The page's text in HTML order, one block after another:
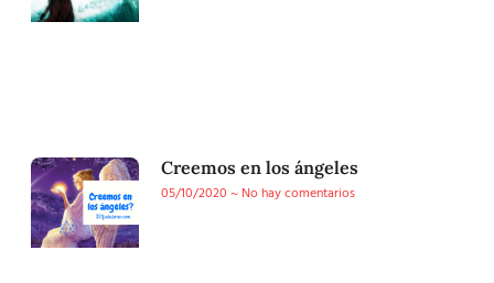
Creemos en los ángeles
05/10/2020
No hay comentarios